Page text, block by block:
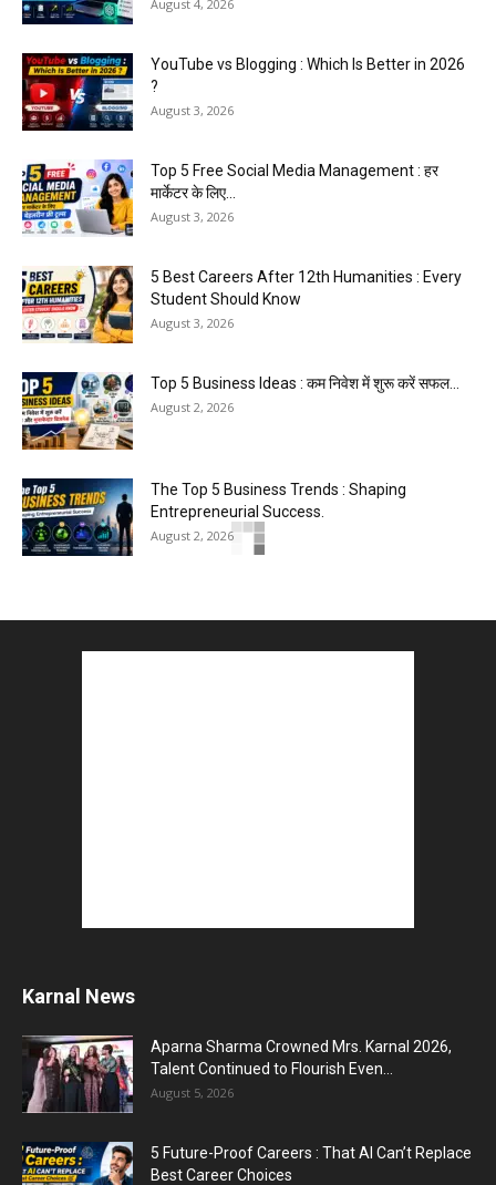
August 4, 2026
YouTube vs Blogging : Which Is Better in 2026
?
August 3, 2026
Top 5 Free Social Media Management : हर
मार्केटर के लिए...
August 3, 2026
5 Best Careers After 12th Humanities : Every
Student Should Know
August 3, 2026
Top 5 Business Ideas : कम निवेश में शुरू करें सफल...
August 2, 2026
The Top 5 Business Trends : Shaping
Entrepreneurial Success.
August 2, 2026
August 2, 2026
ही सरकारी स्कूल...
August 1, 2026
तो वर्दी...
July 31, 2026
Karnal News
Aparna Sharma Crowned Mrs. Karnal 2026,
Talent Continued to Flourish Even...
August 5, 2026
5 Future-Proof Careers : That AI Can’t Replace
Best Career Choices